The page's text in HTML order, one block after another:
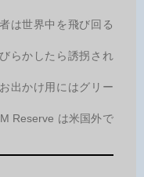
は世界中を飛び回る
らかしたら誘拐され
出かけ用にはグリー
Reserve は米国外で